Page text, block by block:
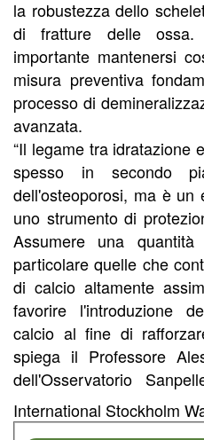
la robustezza dello
di fratture delle
importante mantenersi
misura preventiva
processo di
avanzata.
“Il legame tra idratazione
spesso in secondo
dell'osteoporosi, ma è un
uno strumento di
Assumere una
particolare quelle che
di calcio altamente
favorire l'introduzione
calcio al fine di
spiega il Professore
dell'Osservatorio
International Stockholm